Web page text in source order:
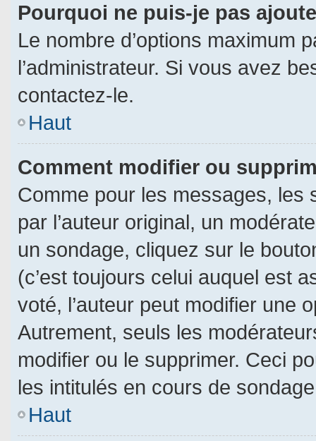
Pourquoi ne puis-je pas
Le nombre d’options maximum
l’administrateur. Si vous avez
contactez-le.
Haut
Comment modifier ou
Comme pour les messages, les
par l’auteur original, un
un sondage, cliquez sur le
(c’est toujours celui auquel est
voté, l’auteur peut modifier une
Autrement, seuls les
modifier ou le supprimer. Ceci
les intitulés en cours de
Haut